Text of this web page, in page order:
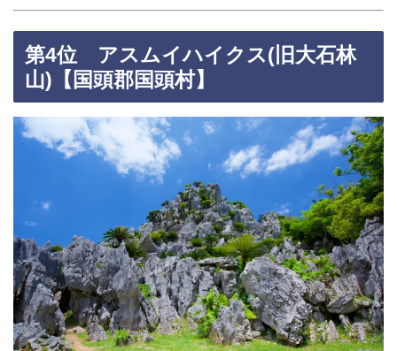
第4位 アスムイハイクス(旧大石林
山)【国頭郡国頭村】